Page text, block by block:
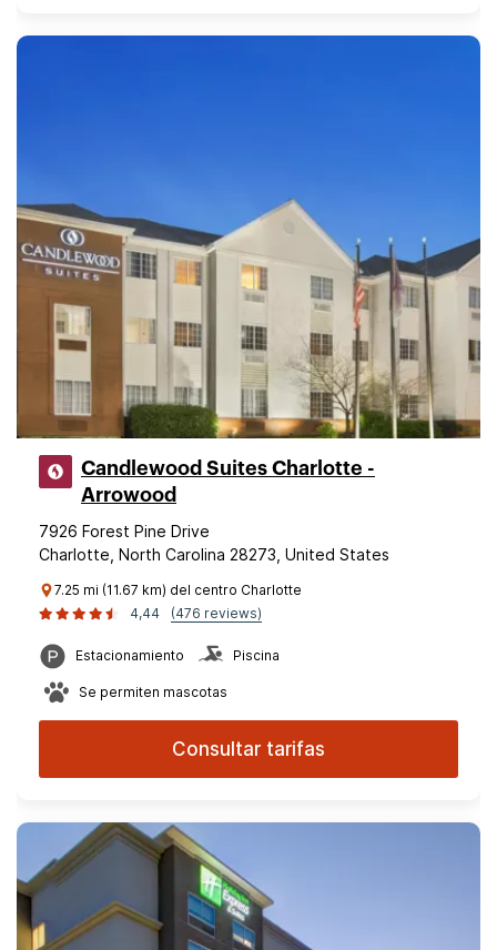
Candlewood Suites Charlotte -
Arrowood
7926 Forest Pine Drive
Charlotte, North Carolina 28273, United States
7.25 mi (11.67 km) del centro Charlotte
4,44
(476 reviews)
Estacionamiento Piscina
Se permiten mascotas
Consultar tarifas